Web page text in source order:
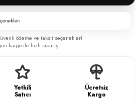
ödeme ve taksit seçenekleri
kargo ile hızlı sipariş.
Yetkili
Satıcı
Ücretsiz
Kargo